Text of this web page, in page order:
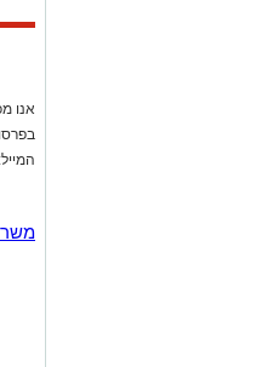
אנו
המייל: